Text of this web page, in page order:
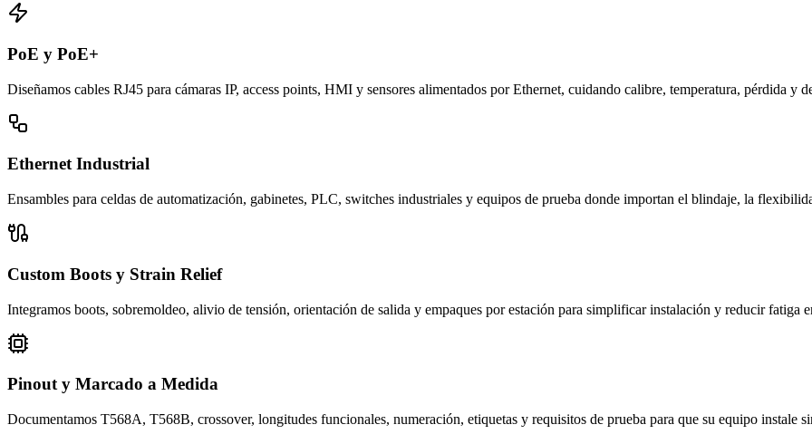
PoE y PoE+
Diseñamos cables RJ45 para cámaras IP, access points, HMI y sensores alimentados por Ethernet, cuidando calibre, temperatura, pérdida y
Ethernet Industrial
Ensambles para celdas de automatización, gabinetes, PLC, switches industriales y equipos de prueba donde importan el blindaje, la
Custom Boots y Strain Relief
Integramos boots, sobremoldeo, alivio de tensión, orientación de salida y empaques por estación para simplificar instalación y reducir fatiga
Pinout y Marcado a Medida
Documentamos T568A, T568B, crossover, longitudes funcionales, numeración, etiquetas y requisitos de prueba para que su equipo instale